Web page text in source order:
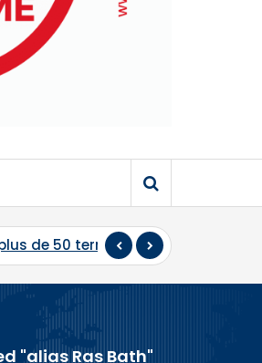
de 50 terroristes neutralisés
"alias Ras Bath"